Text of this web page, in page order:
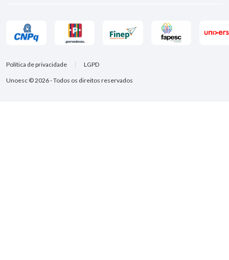
Unoesc © 2026 - Todos os direitos reservados
Política de privacidade LGPD